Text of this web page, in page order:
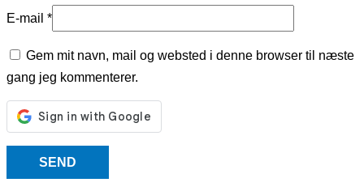
E-mail *
Gem mit navn, mail og websted i denne browser til næste
gang jeg kommenterer.